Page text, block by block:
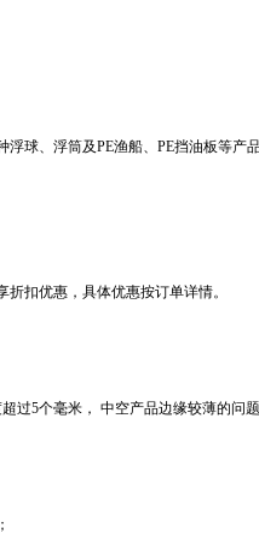
球、浮筒及PE渔船、PE挡油板等
扣优惠，具体优惠按订单详情。
过5个毫米， 中空产品边缘较薄的问